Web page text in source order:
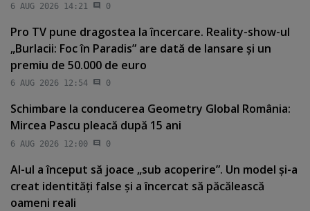
6 AUG 2026 14:21 0
Pro TV pune dragostea la încercare. Reality-show-ul
„Burlacii: Foc în Paradis” are dată de lansare şi un
premiu de 50.000 de euro
6 AUG 2026 12:54 0
Schimbare la conducerea Geometry Global România:
Mircea Pascu pleacă după 15 ani
6 AUG 2026 12:00 0
AI-ul a început să joace „sub acoperire”. Un model şi-a
creat identităţi false şi a încercat să păcălească
oameni reali